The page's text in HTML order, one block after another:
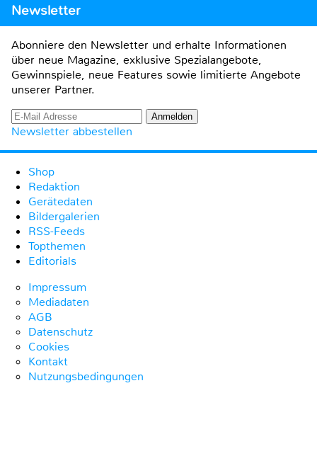
Newsletter
Abonniere den Newsletter und erhalte Informationen
über neue Magazine, exklusive Spezialangebote,
Gewinnspiele, neue Features sowie limitierte Angebote
unserer Partner.
Newsletter abbestellen
Shop
Redaktion
Gerätedaten
Bildergalerien
RSS-Feeds
Topthemen
Editorials
Impressum
Mediadaten
AGB
Datenschutz
Cookies
Kontakt
Nutzungsbedingungen